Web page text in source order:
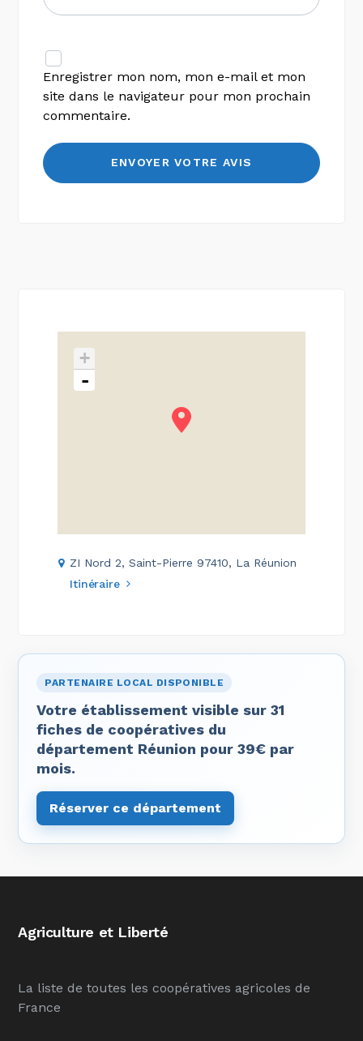
Enregistrer mon nom, mon e-mail et mon
site dans le navigateur pour mon prochain
commentaire.
+
-
ZI Nord 2, Saint-Pierre 97410, La Réunion
Itinéraire
PARTENAIRE LOCAL DISPONIBLE
Votre établissement visible sur 31
fiches de coopératives du
département Réunion pour 39€ par
mois.
Réserver ce département
Agriculture et Liberté
La liste de toutes les coopératives agricoles de
France